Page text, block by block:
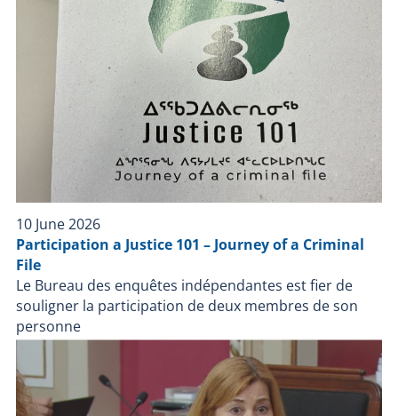
carte d’appel du SPVQ ;Toutes les notes des
enquêteurs du BEI concernant le dossier. De plus, le
BEI avait désigné un enquêteur pour assurer, tout au
long de l’enquête, la liaison avec le civil impliqué et
l’informer de son déroulement et de sa conclusion. Le
Bureau des enquêtes indépendantes a pour mission
de faire la lumière complète sur les faits entourant
l’intervention policière. Le BEI enquête dans tous les
cas où une personne, autre qu'un policier en service,
décède, subit une blessure grave ou est blessée par
une arme à feu utilisée par un policier lors d'une
intervention policière ou durant sa détention par un
corps de police.
10 June 2026
Participation a Justice 101 – Journey of a Criminal
File
Le Bureau des enquêtes indépendantes est fier de
souligner la participation de deux membres de son
personne